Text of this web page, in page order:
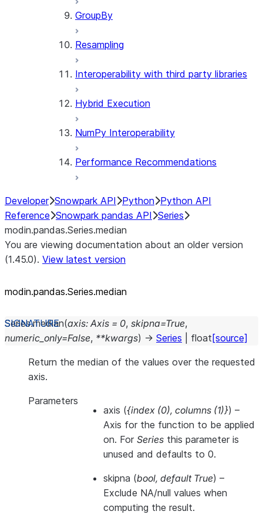
GroupBy
Resampling
Interoperability with third party libraries
Hybrid Execution
NumPy Interoperability
Performance Recommendations
Developer Snowpark API Python Python API
Reference Snowpark pandas API Series
modin.pandas.Series.median
You are viewing documentation about an older version
(1.45.0). View latest version
modin.pandas.Series.median
Series.median(axis: Axis = 0, skipna=True,
numeric_only=False, **kwargs) → Series float [source]
Return the median of the values over the requested
axis.
Parameters
axis ({index (0), columns (1)}) –
Axis for the function to be applied
on. For Series this parameter is
unused and defaults to 0.
skipna (bool, default True) –
Exclude NA/null values when
computing the result.